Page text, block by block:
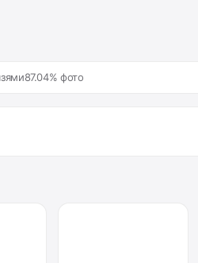
87.04% фото